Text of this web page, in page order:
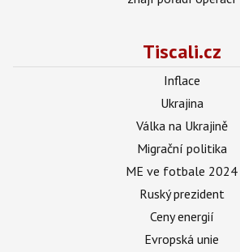
Tiscali.cz
Inflace
Ukrajina
Válka na Ukrajině
Migrační politika
ME ve fotbale 2024
Ruský prezident
Ceny energií
Evropská unie